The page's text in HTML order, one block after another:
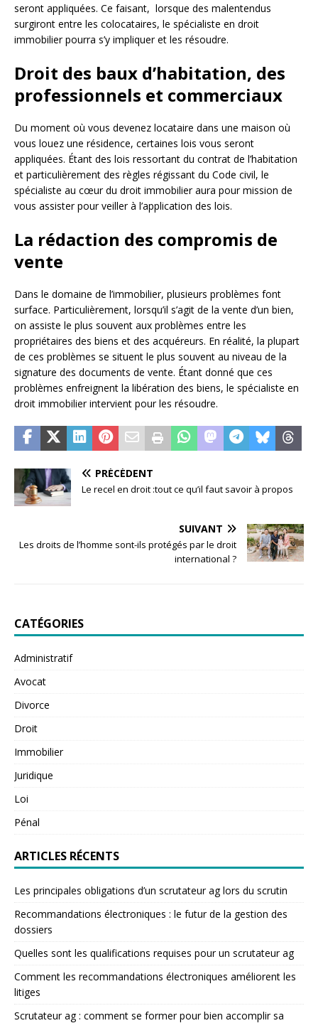
seront appliquées. Ce faisant, lorsque des malentendus
surgiront entre les colocataires, le spécialiste en droit
immobilier pourra s’y impliquer et les résoudre.
Droit des baux d’habitation, des
professionnels et commerciaux
Du moment où vous devenez locataire dans une maison où
vous louez une résidence, certaines lois vous seront
appliquées. Étant des lois ressortant du contrat de l’habitation
et particulièrement des règles régissant du Code civil, le
spécialiste au cœur du droit immobilier aura pour mission de
vous assister pour veiller à l’application des lois.
La rédaction des compromis de
vente
Dans le domaine de l’immobilier, plusieurs problèmes font
surface. Particulièrement, lorsqu’il s’agit de la vente d’un bien,
on assiste le plus souvent aux problèmes entre les
propriétaires des biens et des acquéreurs. En réalité, la plupart
de ces problèmes se situent le plus souvent au niveau de la
signature des documents de vente. Étant donné que ces
problèmes enfreignent la libération des biens, le spécialiste en
droit immobilier intervient pour les résoudre.
PRÉCÉDENT
Le recel en droit :tout ce qu’il faut savoir à propos
SUIVANT
Les droits de l’homme sont-ils protégés par le droit
international ?
CATÉGORIES
Administratif
Avocat
Divorce
Droit
Immobilier
Juridique
Loi
Pénal
ARTICLES RÉCENTS
Les principales obligations d’un scrutateur ag lors du scrutin
Recommandations électroniques : le futur de la gestion des
dossiers
Quelles sont les qualifications requises pour un scrutateur ag
Comment les recommandations électroniques améliorent les
litiges
Scrutateur ag : comment se former pour bien accomplir sa